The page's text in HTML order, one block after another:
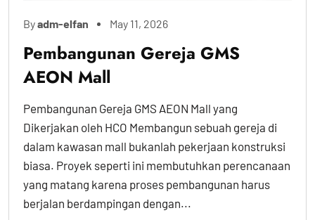
Byadm-elfan May 11, 2026
Pembangunan Gereja GMS
AEON Mall
Pembangunan Gereja GMS AEON Mall yang
Dikerjakan oleh HCO Membangun sebuah gereja di
dalam kawasan mall bukanlah pekerjaan konstruksi
biasa. Proyek seperti ini membutuhkan perencanaan
yang matang karena proses pembangunan harus
berjalan berdampingan dengan...